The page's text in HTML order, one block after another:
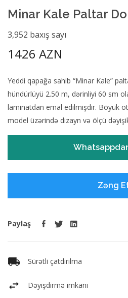
Minar Kale Paltar
3,952 baxış sayı
1426 AZN
Yeddi qapağa sahib “Minar Kale”
hündürlüyü 2.50 m, dərinliyi 60 sm
laminatdan emal edilmişdir. Böyük
model üzərində dizayn və ölçü
Zəng
Paylaş
Sürətli çatdırılma
Dəyişdirmə imkanı